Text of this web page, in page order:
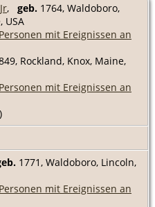
, geb. 1764, Waldoboro,
USA
Rockland, Knox, Maine,
1771, Waldoboro, Lincoln,